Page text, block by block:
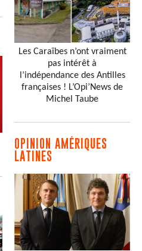
Les Caraïbes n’ont vraiment
pas intérêt à
l’indépendance des Antilles
françaises ! L’Opi’News de
Michel Taube
OPINION AMÉRIQUES
LATINES